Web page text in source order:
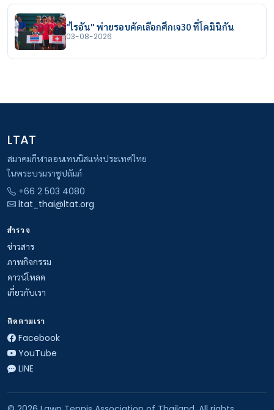
"ไรอัน" พ่ายรอบคัดเลือกศึกเจ30 ที่โดมินิกัน
03-08-2026
LTAT
สมาคมกีฬาลอนเทนนิสแห่งประเทศไทย
ในพระบรมราชูปถัมภ์
+66 2 503 4080
ltat_thai@ltat.org
สำรวจ
ข่าวสาร
ภาพกิจกรรม
ดาวน์โหลด
เกี่ยวกับเรา
ติดตามเรา
Facebook
YouTube
LINE